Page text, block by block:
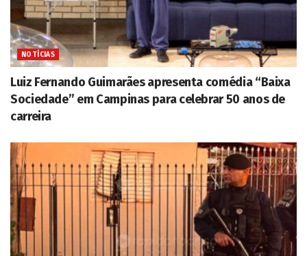
NOTÍCIAS
Luiz Fernando Guimarães apresenta comédia “Baixa
Sociedade” em Campinas para celebrar 50 anos de
carreira